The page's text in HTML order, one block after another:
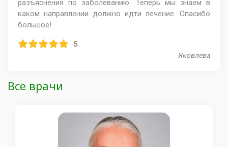
разъяснения по заболеванию. Теперь мы знаем в
каком направлении должно идти лечение. Спасибо
большое!
5
Яковлева
Все врачи